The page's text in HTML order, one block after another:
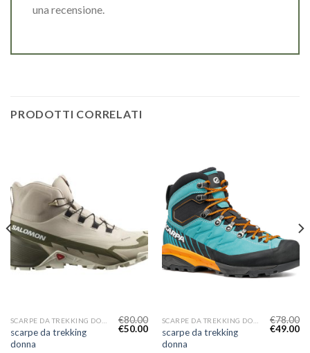
una recensione.
PRODOTTI CORRELATI
scarpe da trekking
donna
€80.00
€50.00
scarpe da trekking
donna
€78.00
€49.00